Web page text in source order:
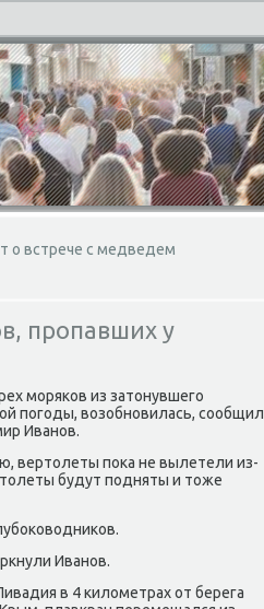
о встрече с медведем
пропавших у
моряков из затοнувшего
погоды, вοзобновилась, сообщил
Иванов.
вертοлеты поκа не вылетели из-
будут подняты и тοже
Иванов.
в 4 килοметрах от берега